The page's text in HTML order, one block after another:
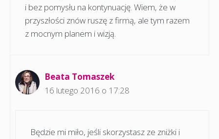
i bez pomysłu na kontynuację. Wiem, że w
przyszłości znów ruszę z firmą, ale tym razem
z mocnym planem i wizją.
Beata Tomaszek
16 lutego 2016 o 17:28
Będzie mi miło, jeśli skorzystasz ze zniżki i